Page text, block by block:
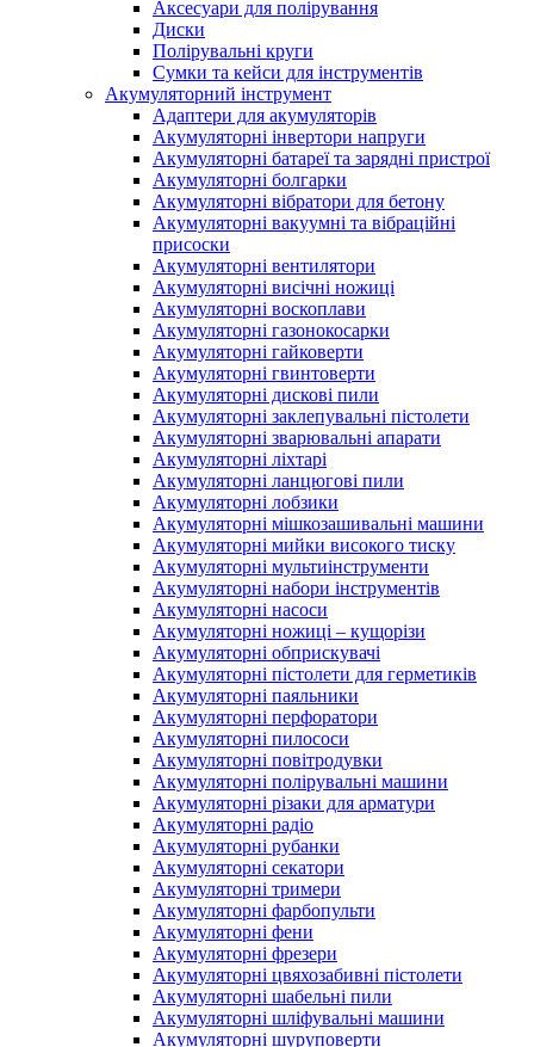
Аксесуари для полірування
Диски
Полірувальні круги
Сумки та кейси для інструментів
Акумуляторний інструмент
Адаптери для акумуляторів
Акумуляторні інвертори напруги
Акумуляторні батареї та зарядні пристрої
Акумуляторні болгарки
Акумуляторні вібратори для бетону
Акумуляторні вакуумні та вібраційні
присоски
Акумуляторні вентилятори
Акумуляторні висічні ножиці
Акумуляторні воскоплави
Акумуляторні газонокосарки
Акумуляторні гайковерти
Акумуляторні гвинтоверти
Акумуляторні дискові пили
Акумуляторні заклепувальні пістолети
Акумуляторні зварювальні апарати
Акумуляторні ліхтарі
Акумуляторні ланцюгові пили
Акумуляторні лобзики
Акумуляторні мішкозашивальні машини
Акумуляторні мийки високого тиску
Акумуляторні мультиінструменти
Акумуляторні набори інструментів
Акумуляторні насоси
Акумуляторні ножиці – кущорізи
Акумуляторні обприскувачі
Акумуляторні пістолети для герметиків
Акумуляторні паяльники
Акумуляторні перфоратори
Акумуляторні пилососи
Акумуляторні повітродувки
Акумуляторні полірувальні машини
Акумуляторні різаки для арматури
Акумуляторні радіо
Акумуляторні рубанки
Акумуляторні секатори
Акумуляторні тримери
Акумуляторні фарбопульти
Акумуляторні фени
Акумуляторні фрезери
Акумуляторні цвяхозабивні пістолети
Акумуляторні шабельні пили
Акумуляторні шліфувальні машини
Акумуляторні шуруповерти